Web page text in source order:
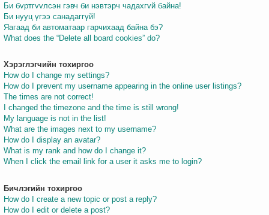
Би бvртгvvлсэн гэвч би нэвтэрч чадахгvй байна!
Би нууц үгээ санадаггүй!
Яагаад би автоматаар гарчихаад байна бэ?
What does the “Delete all board cookies” do?
Хэрэглэгчийн тохиргоо
How do I change my settings?
How do I prevent my username appearing in the online user listings?
The times are not correct!
I changed the timezone and the time is still wrong!
My language is not in the list!
What are the images next to my username?
How do I display an avatar?
What is my rank and how do I change it?
When I click the email link for a user it asks me to login?
Бичлэгийн тохиргоо
How do I create a new topic or post a reply?
How do I edit or delete a post?